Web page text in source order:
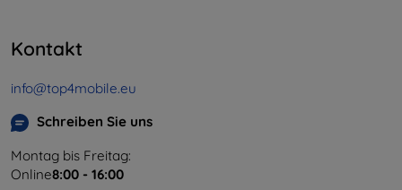
Kontakt
info@top4mobile.eu
Schreiben Sie uns
Montag bis Freitag:
Online8:00 - 16:00